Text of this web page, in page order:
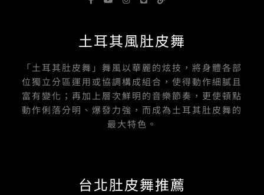
a
o
o
f
o
b
e
n
g
r
i i
土耳其風肚皮舞
「土耳其肚皮舞」舞風以華麗的炫技，將身體各部
位獨立分區運用或協調構成組合，使得動作細膩且
富有變化；再加上層次鮮明的音樂節奏，更使頓點
動作俐落分明、爆發力強，而成為土耳其肚皮舞的
最大特色。
台北肚皮舞推薦